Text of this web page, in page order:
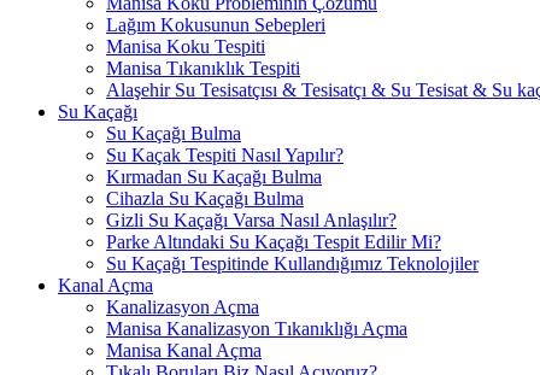
Lağım Kokusunun Sebepleri
Manisa Koku Tespiti
Manisa Tıkanıklık Tespiti
Alaşehir Su Tesisatçısı & Tesisatçı & Su Tesisat & Su
Su Kaçağı
Su Kaçağı Bulma
Su Kaçak Tespiti Nasıl Yapılır?
Kırmadan Su Kaçağı Bulma
Cihazla Su Kaçağı Bulma
Gizli Su Kaçağı Varsa Nasıl Anlaşılır?
Parke Altındaki Su Kaçağı Tespit Edilir Mi?
Su Kaçağı Tespitinde Kullandığımız Teknolojiler
Kanal Açma
Kanalizasyon Açma
Manisa Kanalizasyon Tıkanıklığı Açma
Manisa Kanal Açma